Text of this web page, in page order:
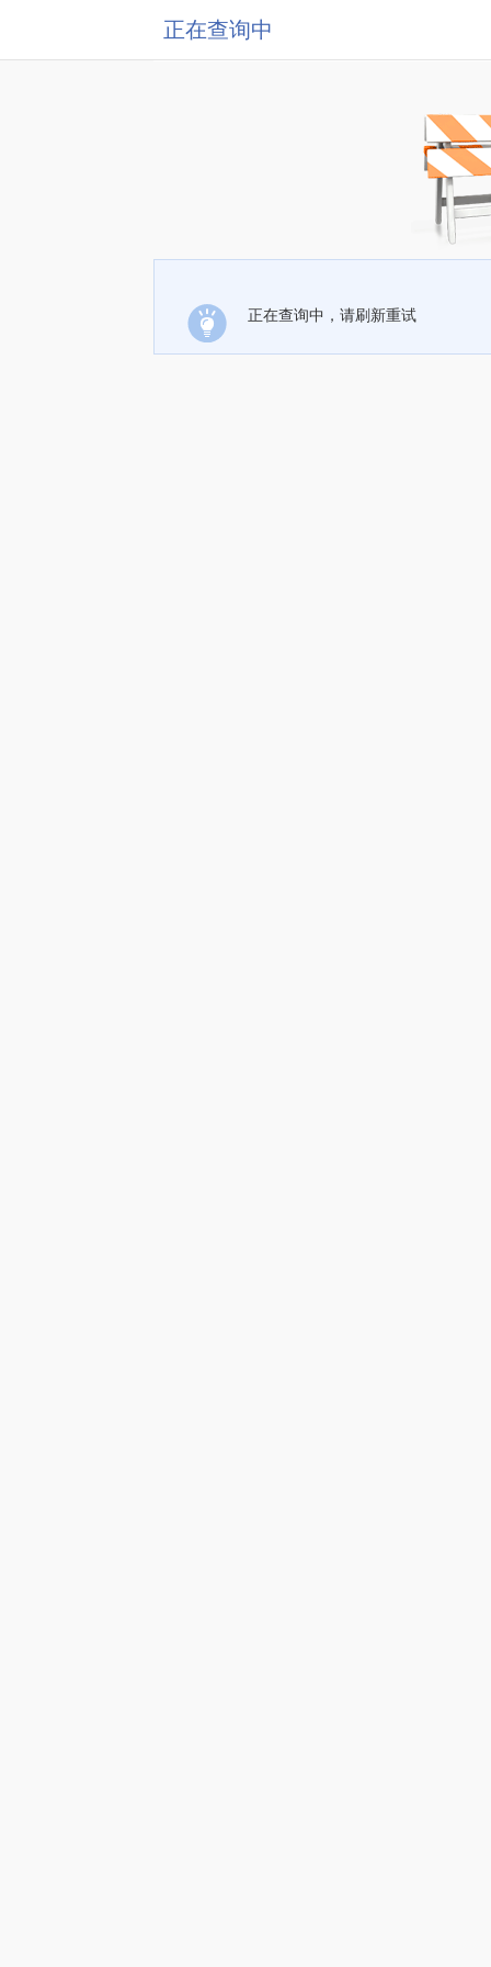
正在查询中
正在查询中，请刷新重试